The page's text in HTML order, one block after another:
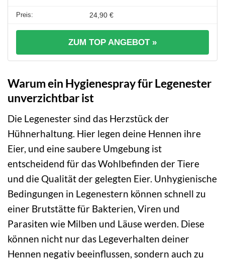
24,90 €
ZUM TOP ANGEBOT »
Warum ein Hygienespray für Legenester
unverzichtbar ist
Die Legenester sind das Herzstück der
Hühnerhaltung. Hier legen deine Hennen ihre
Eier, und eine saubere Umgebung ist
entscheidend für das Wohlbefinden der Tiere
und die Qualität der gelegten Eier. Unhygienische
Bedingungen in Legenestern können schnell zu
einer Brutstätte für Bakterien, Viren und
Parasiten wie Milben und Läuse werden. Diese
können nicht nur das Legeverhalten deiner
Hennen negativ beeinflussen, sondern auch zu